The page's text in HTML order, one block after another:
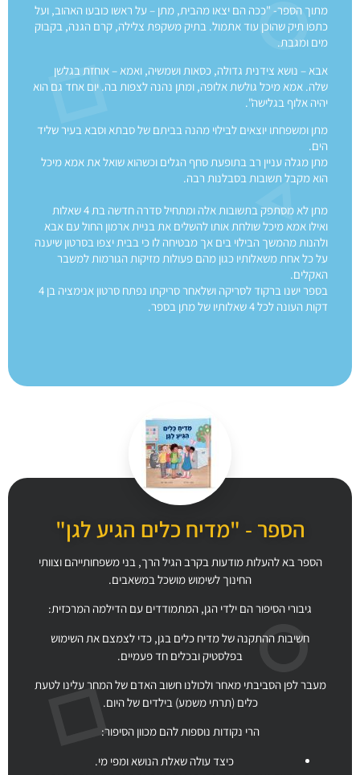
מתוך הספר- "ככה הם יצאו מהבית, מתן – על ראשו כובעו האהוב, ועל
כתפו תיק שהוכן עוד אתמול. בתיק משקפת צלילה, קרם הגנה, בקבוק
מים ומגבת.
אבא – נושא צידנית גדולה, כסאות ושמשיה, ואמא – אוחזת בגלשן
שלה. אמא מיכל גולשת אלופה, ומתן נהנה לצפות בה. יום אחד גם הוא
יהיה אלוף בגלישה".
מתן ומשפחתו יוצאים לבילוי מהנה בביתם של סבתא וסבא בעיר שליד
הים.
מתן מגלה עניין רב בתופעת סחף הגלים וכשהוא שואל את אמא מיכל
הוא מקבל תשובות בסבלנות רבה.
מתן לא מסתפק בתשובות אלה ומתחיל סדרה חדשה בת 4 שאלות
ואילו אמא מיכל שולחת אותו להשלים את בניית ארמון החול עם אבא
ולהנות מהמשך הבילוי בים אך מבטיחה לו כי בבית יצפו בסרטון שיענה
על כל אחת משאלותיו כגון מהם פעולות מזיקות הגורמות למשבר
האקלים.
בספר ישנו ברקוד לסריקה ושלאחר סריקתו נפתח סרטון אנימציה בן 4
דקות העונה לכל 4 שאלותיו של מתן בספר.
הספר - "מדיח כלים הגיע לגן"
הספר בא להעלות מודעות בקרב הגיל הרך, בני משפחותייהם וצוותי
החינוך לשימוש מושכל במשאבים.
גיבורי הסיפור הם ילדי הגן, המתמודדים עם הדילמה המרכזית:
חשיבות ההתקנה של מדיח כלים בגן, כדי לצמצם את השימוש
בפלסטיק ובכלים חד פעמיים.
מעבר לפן הסביבתי מאחר ולכולנו חשוב האדם של המחר עלינו לטעת
כלים (תרתי משמע) בילדים של היום.
הרי נקודות נוספות להם מכוון הסיפור:
כיצד עולה שאלת הנושא ומפי מי.